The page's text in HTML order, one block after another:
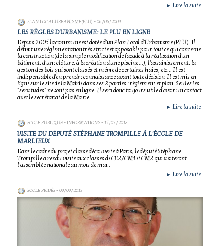
► Lire la suite
PLAN LOCAL URBANISME (PLU) - 06/06/2009
LES RÈGLES D'URBANISME: LE PLU EN LIGNE
Depuis 2005 la commune est dotée d'un Plan Local d'Urbanisme (PLU). Il
définit une règlementation très stricte et opposable pour tout ce qui concerne
la construction (de la simple modification de façade à la réalisation d'un
bâtiment, d'une clôture, à la création d'une piscine ...), l'assainissement, la
gestion des bois qui sont classés et même de certaines haies, etc... Il est
indispensable d'en prendre connaissance avant toute décision. Il est mis en
ligne sur le site de la Mairie dans ses 2 parties : règlement et plan. Seules les
"servitudes" ne sont pas en ligne. Il sera donc toujours utile d'avoir un contact
avec le secrétariat de la Mairie.
► Lire la suite
ECOLE PUBLIQUE - INFORMATIONS- 15/03/2018
VISITE DU DÉPUTÉ STÉPHANE TROMPILLE À L'ÉCOLE DE
MARLIEUX
Dans le cadre du projet classe découverte à Paris, le député Stéphane
Trompille a rendu visite aux classes de CE2/CM1 et CM2 qui visiteront
l'assemblée nationale au mois de mai..
► Lire la suite
ECOLE PRIVÉE- 09/09/2013